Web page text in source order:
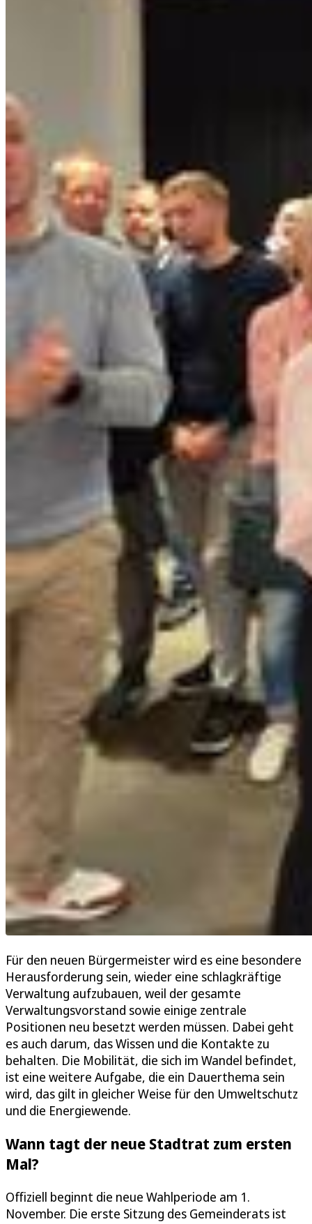
Für den neuen Bürgermeister wird es eine besondere
Herausforderung sein, wieder eine schlagkräftige
Verwaltung aufzubauen, weil der gesamte
Verwaltungsvorstand sowie einige zentrale
Positionen neu besetzt werden müssen. Dabei geht
es auch darum, das Wissen und die Kontakte zu
behalten. Die Mobilität, die sich im Wandel befindet,
ist eine weitere Aufgabe, die ein Dauerthema sein
wird, das gilt in gleicher Weise für den Umweltschutz
und die Energiewende.
Wann tagt der neue Stadtrat zum ersten
Mal?
Offiziell beginnt die neue Wahlperiode am 1.
November. Die erste Sitzung des Gemeinderats ist